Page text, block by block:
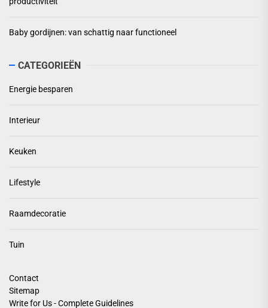
Baby gordijnen: van schattig naar functioneel
CATEGORIEËN
Energie besparen
Interieur
Keuken
Lifestyle
Raamdecoratie
Tuin
Contact
Sitemap
Write for Us - Complete Guidelines